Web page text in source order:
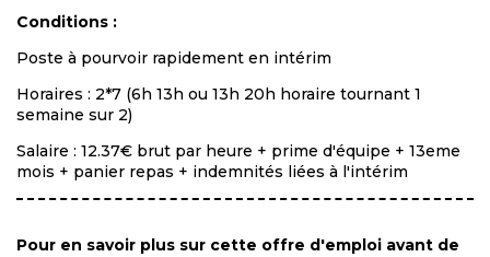
Conditions :
Poste à pourvoir rapidement en intérim
Horaires : 2*7 (6h 13h ou 13h 20h horaire tournant 1
semaine sur 2)
Salaire : 12.37€ brut par heure + prime d'équipe + 13eme
mois + panier repas + indemnités liées à l'intérim
Pour en savoir plus sur cette offre d'emploi avant de